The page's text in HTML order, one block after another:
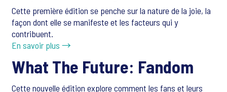
Cette première édition se penche sur la nature de la joie, la
façon dont elle se manifeste et les facteurs qui y
contribuent.
En savoir plus →
What The Future: Fandom
Cette nouvelle édition explore comment les fans et leurs